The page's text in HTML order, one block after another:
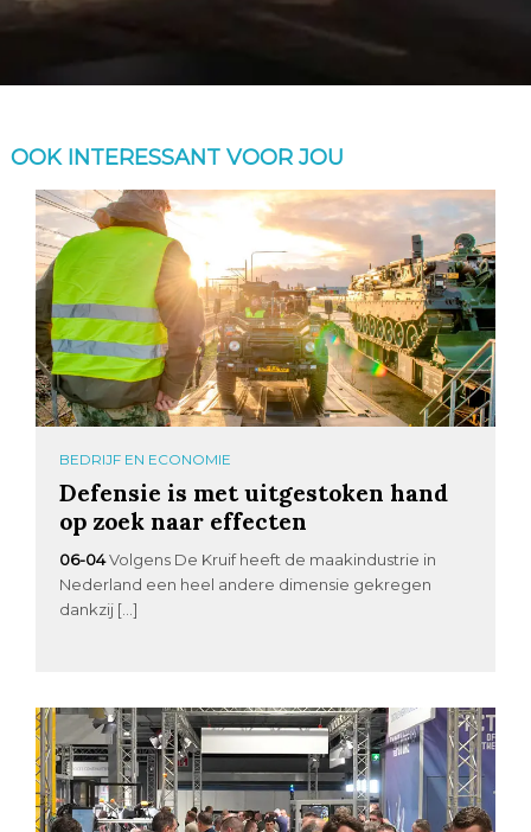
OOK INTERESSANT VOOR JOU
BEDRIJF EN ECONOMIE
Defensie is met uitgestoken hand
op zoek naar effecten
06-04Volgens De Kruif heeft de maakindustrie in
Nederland een heel andere dimensie gekregen
dankzij […]